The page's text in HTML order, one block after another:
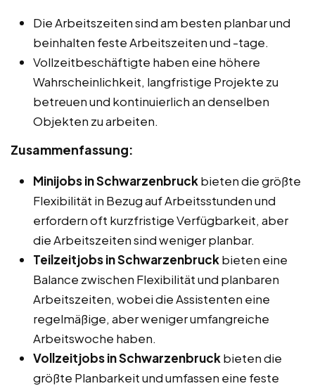
Die Arbeitszeiten sind am besten planbar und
beinhalten feste Arbeitszeiten und -tage.
Vollzeitbeschäftigte haben eine höhere
Wahrscheinlichkeit, langfristige Projekte zu
betreuen und kontinuierlich an denselben
Objekten zu arbeiten.
Zusammenfassung:
Minijobs in Schwarzenbruckbieten die größte
Flexibilität in Bezug auf Arbeitsstunden und
erfordern oft kurzfristige Verfügbarkeit, aber
die Arbeitszeiten sind weniger planbar.
Teilzeitjobs in Schwarzenbruckbieten eine
Balance zwischen Flexibilität und planbaren
Arbeitszeiten, wobei die Assistenten eine
regelmäßige, aber weniger umfangreiche
Arbeitswoche haben.
Vollzeitjobs in Schwarzenbruckbieten die
größte Planbarkeit und umfassen eine feste